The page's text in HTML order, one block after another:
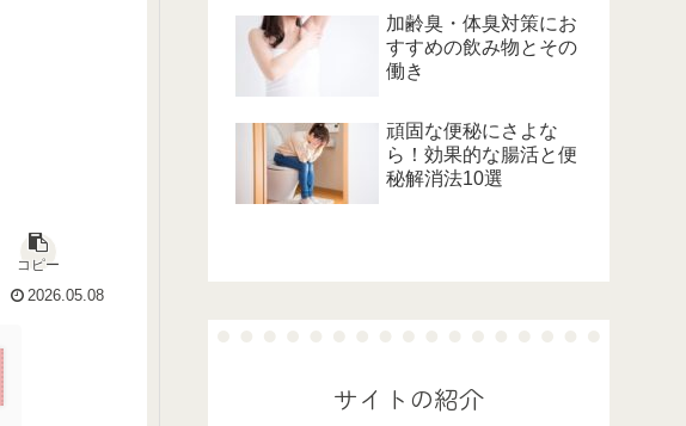
コピー
2026.05.08
加齢臭・体臭対策にお
すすめの飲み物とその
働き
頑固な便秘にさよな
ら！効果的な腸活と便
秘解消法10選
サイトの紹介